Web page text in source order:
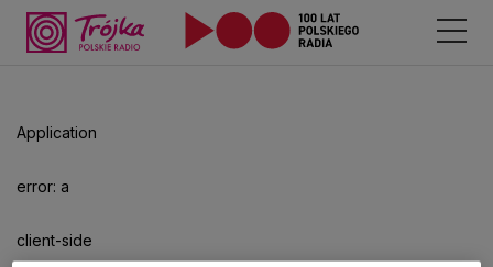
Application
error: a
client-side